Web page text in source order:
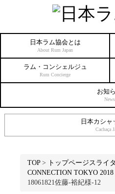
日本ラム協会とは
About Rum Japan
ラム・コンシェルジュ
Rum Concierge
お知
News
日本カシャ
Cachaça
TOP> トップページスライ
CONNECTION TOKYO
18061821佐藤-裕紀様-12